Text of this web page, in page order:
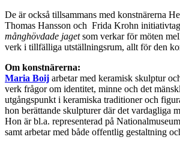
De är också tillsammans med konstnärerna
Thomas Hansson och Frida Krohn
månghövdade jagetsom verkar för möten
verk i tillfälliga utställningsrum, allt för den
Om konstnärerna:
Maria Boij arbetar med keramisk skulptur
verk frågor om identitet, minne och det
utgångspunkt i keramiska traditioner och
hon berättande skulpturer där det vardagliga
Hon är bl.a. representerad på
samt arbetar med både offentlig gestaltning